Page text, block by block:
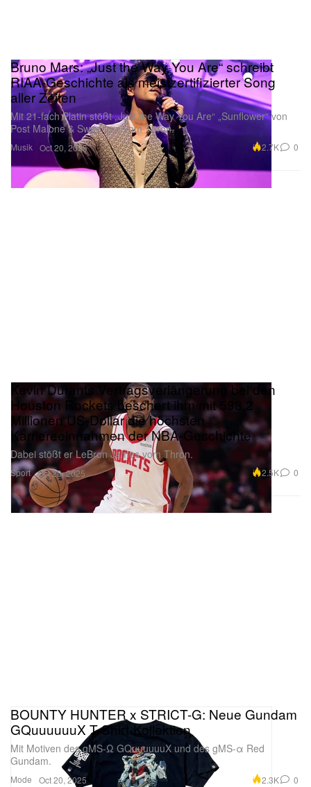
Musik
Bruno Mars: „Just the Way You Are“ schreibt
RIAA-Geschichte als meistzertifizierter Song
aller Zeiten
Mit 21‑fach Platin stößt „Just the Way You Are“ „Sunflower“ von
Post Malone & Swae Lee vom Thron.
Oct 20, 2025 2.7K 0
Sport
Kevin Durants Vertragsverlängerung bei den
Houston Rockets beschert ihm mit 598,2
Millionen US-Dollar die höchsten
Karriereeinnahmen der NBA-Geschichte
Dabei stößt er LeBron James vom Thron.
Oct 20, 2025 2.5K 0
Mode
BOUNTY HUNTER x STRICT-G: Neue Gundam
GQuuuuuuX T-Shirt-Kollektion
Mit Motiven des gMS-Ω GQuuuuuuX und des gMS-α Red
Gundam.
Oct 20, 2025 2.3K 0